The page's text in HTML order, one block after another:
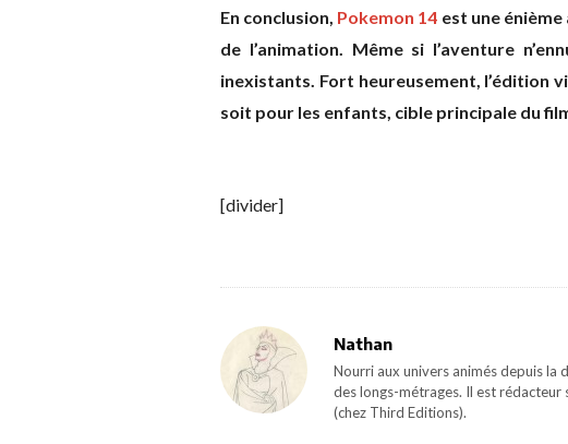
En conclusion, Pokemon 14 est une
de l’animation. Même si l’aventure
inexistants. Fort heureusement, l’édition
soit pour les enfants, cible principale du
[divider]
Nathan
Nourri aux univers animés depuis
des longs-métrages. Il est
(chez Third Editions).